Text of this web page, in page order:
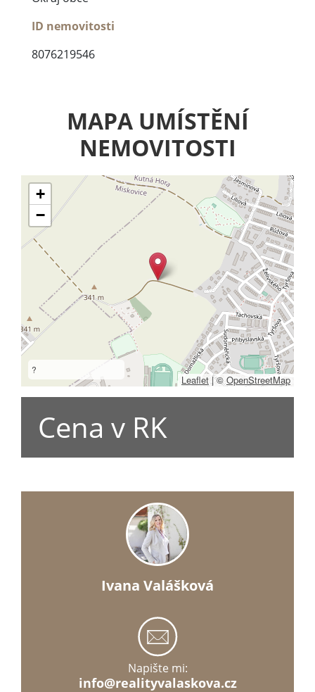
ID nemovitosti
8076219546
MAPA UMÍSTĚNÍ
NEMOVITOSTI
+
−
?
Leaflet |©OpenStreetMap
Cena v RK
Ivana Valášková
Napište mi:
info@realityvalaskova.cz